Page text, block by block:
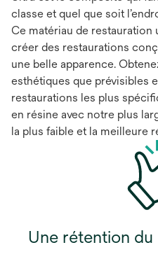
classe et quel que soit
Ce matériau de restauration
créer des restaurations
une belle apparence.
esthétiques que prévisibles
restaurations les plus
en résine avec notre plus
la plus faible et la meilleure
Une rétention